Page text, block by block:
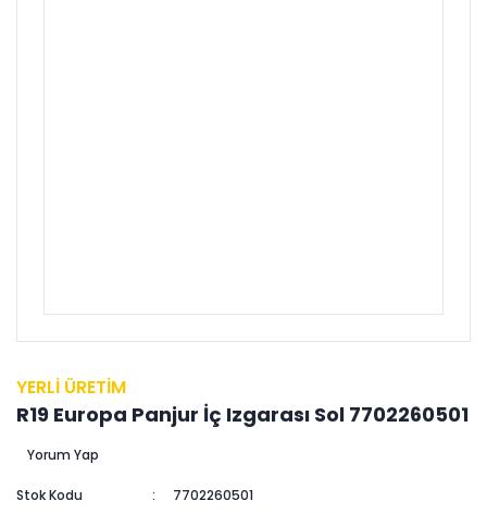
YERLİ ÜRETİM
R19 Europa Panjur İç Izgarası Sol 7702260501
Yorum Yap
Stok Kodu
7702260501